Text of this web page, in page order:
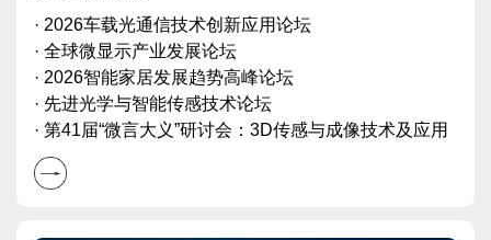
· 2026车载光通信技术创新应用论坛
· 全球微显示产业发展论坛
· 2026智能家居发展趋势高峰论坛
· 先进光学与智能传感技术论坛
· 第41届“微言大义”研讨会：3D传感与成像技术及应用